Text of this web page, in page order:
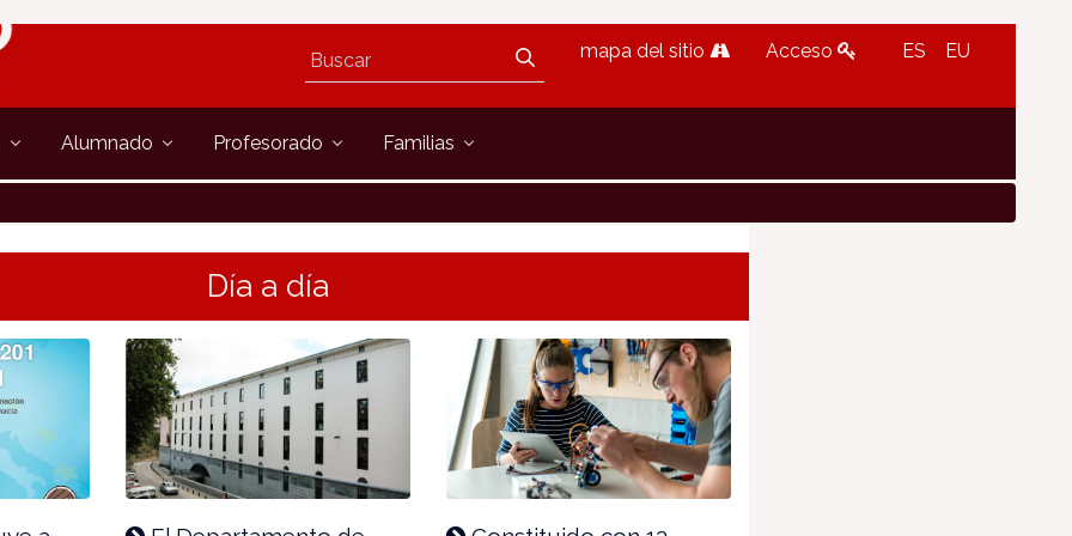
mapa del sitio Acceso ES EU
Alumnado Profesorado Familias
Día a día